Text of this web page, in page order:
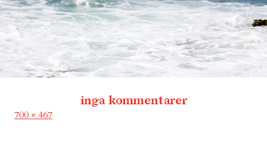
inga kommentarer
Full
700 × 467